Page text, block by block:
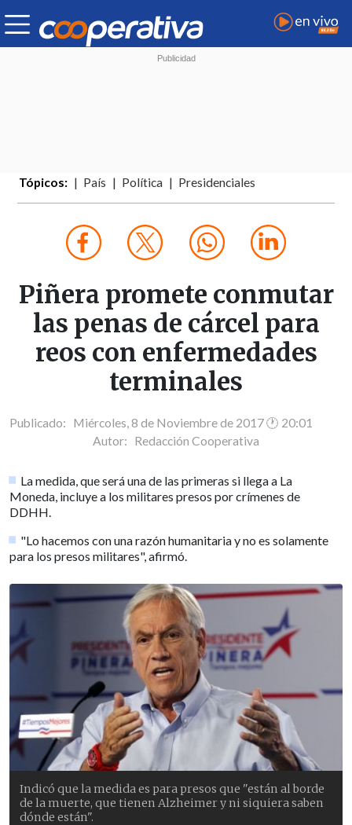
Tópicos: País Política Presidenciales
Piñera promete conmutar
las penas de cárcel para
reos con enfermedades
terminales
Publicado: Miércoles, 8 de Noviembre de 2017 🕐 20:01
Autor: Redacción Cooperativa
La medida, que será una de las primeras si llega a La
Moneda, incluye a los militares presos por crímenes de
DDHH.
"Lo hacemos con una razón humanitaria y no es solamente
para los presos militares", afirmó.
Indicó que la medida es para presos que "están al borde
de la muerte, que tienen Alzheimer y ni siquiera saben
dónde están".